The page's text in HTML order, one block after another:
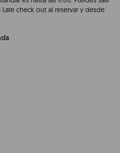
check out al reservar y desde